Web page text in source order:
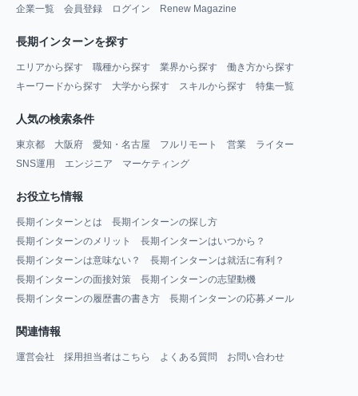
企業一覧
会員登録 ログイン Renew Magazine
長期インターンを探す
エリアから探す 職種から探す 業界から探す
働き方から探す
キーワードから探す
大学から探す スキルから探す 特集一覧
人気の検索条件
東京都 大阪府 愛知・名古屋 フルリモート 営業
ライター
SNS運用
エンジニア マーケティング
お役立ち情報
長期インターンとは
長期インターンの探し方
長期インターンのメリット
長期インターンはいつから？
長期インターンは意味ない？
長期インターンは就活に有利？
長期インターンの面接対策
長期インターンの志望動機
長期インターンの履歴書の書き方
長期インターンの応募メール
関連情報
運営会社 採用担当者はこちら よくある質問 お問い合わせ